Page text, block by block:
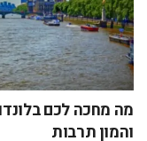
והמון תרבות